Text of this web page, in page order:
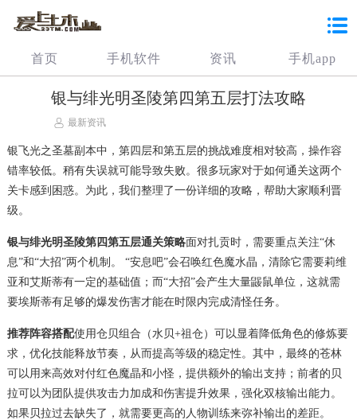
首页 手机软件 资讯 手机app
银与绯光明圣陵第四第五层打法攻略
最新资讯
银飞光之圣墓副本中，第四层和第五层的挑战难度相对较高，操作容
错率较低。稍有失误就可能导致失败。很多玩家对于如何通关这两个
关卡感到困惑。为此，我们整理了一份详细的攻略，帮助大家顺利晋
级。
银与绯光明圣陵第四第五层通关策略面对扎贡时，需要重点关注“休
息”和“大招”两个机制。 “安息吧”会召唤红色魔水晶，清除它需要莉维
亚和艾斯蒂有一定的基础值；而“大招”会产生大量鼹鼠单位，这就需
要埃斯蒂有足够的爆发伤害才能在时限内完成清怪任务。
推荐阵容搭配使用仓贝组合（水贝+祖仓）可以显着降低角色的修炼要
求，优化技能释放节奏，从而提高等级的稳定性。其中，最终的苍林
可以用来高效对付红色魔晶和小怪，提供额外的输出支持；前者的贝
拉可以为团队提供攻击力加成和伤害提升效果，强化双核输出能力。
如果贝拉过去缺失了，就需要更高的人物训练来弥补输出的差距。